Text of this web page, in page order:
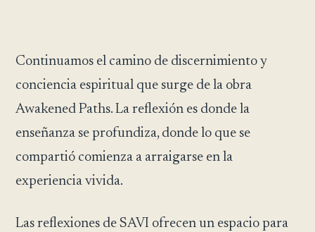
Continuamos el camino de discernimiento y
conciencia espiritual que surge de la obra
Awakened Paths. La reflexión es donde la
enseñanza se profundiza, donde lo que se
compartió comienza a arraigarse en la
experiencia vivida.
Las reflexiones de SAVI ofrecen un espacio para